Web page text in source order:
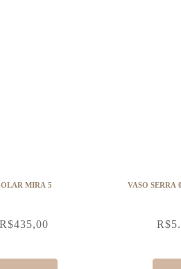
MIRA 5
R$435,00
VASO SERRA
R$